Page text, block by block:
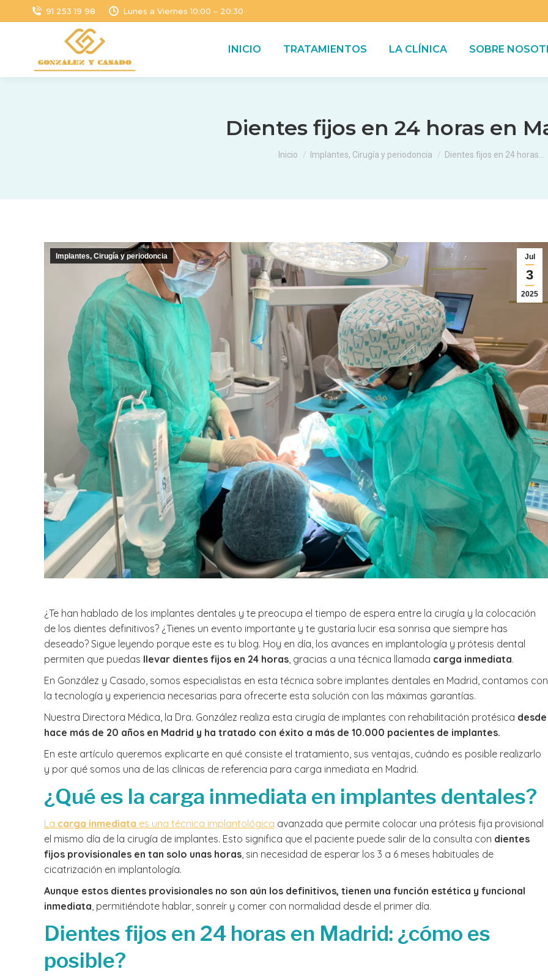
91 253 19 98 Lunes a Viernes 10:00 – 20:30
INICIO TRATAMIENTOS LA CLÍNICA SOBRE
Dientes fijos en 24 horas en
Estás aquí:
Inicio Implantes, Cirugía y periodoncia Dientes fijos en 24 horas…
Jul
3
2025
Implantes, Cirugía y periodoncia
¿Te han hablado de los implantes dentales y te preocupa el tiempo de espera entre la cirugía y la colocación
de los dientes definitivos? ¿Tienes un evento importante y te gustaría lucir esa sonrisa que siempre has
deseado? Sigue leyendo porque este es tu blog. Hoy en día, los avances en implantología y prótesis dental
permiten que puedas llevar dientes fijos en 24 horas, gracias a una técnica llamada carga inmediata.
En González y Casado, somos especialistas en esta técnica sobre implantes dentales en Madrid, contamos con
la tecnología y experiencia necesarias para ofrecerte esta solución con las máximas garantías.
Nuestra Directora Médica, la Dra. González realiza esta cirugía de implantes con rehabilitación protésica desde
hace más de 20 años en Madrid y ha tratado con éxito a más de 10.000 pacientes de implantes.
En este artículo queremos explicarte en qué consiste el tratamiento, sus ventajas, cuándo es posible realizarlo
y por qué somos una de las clínicas de referencia para carga inmediata en Madrid.
¿Qué es la carga inmediata en implantes dentales?
La carga inmediata es una técnica implantológica avanzada que permite colocar una prótesis fija provisional
el mismo día de la cirugía de implantes. Esto significa que el paciente puede salir de la consulta con dientes
fijos provisionales en tan solo unas horas, sin necesidad de esperar los 3 a 6 meses habituales de
cicatrización en implantología.
Aunque estos dientes provisionales no son aún los definitivos, tienen una función estética y funcional
inmediata, permitiéndote hablar, sonreír y comer con normalidad desde el primer día.
Dientes fijos en 24 horas en Madrid: ¿cómo es
posible?
Llegué a
me la
una
sospecha
perder y
equipo y
dedicada,
equipo
Leer más